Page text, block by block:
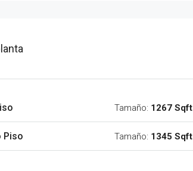
Tamaño: 1267 Sqft
Piso Tamaño: 1345 Sqft